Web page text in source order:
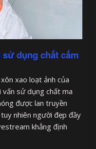
sử dụng chất cấm
xao loạt ảnh của
vấn sử dụng chất ma
được lan truyền
nhiên người đẹp đầy
khẳng định